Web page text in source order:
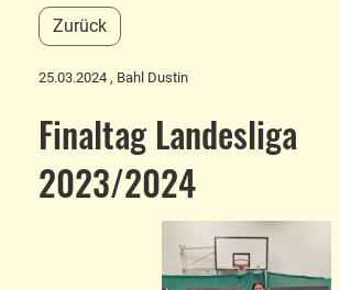
Zurück
25.03.2024 , Bahl Dustin
Finaltag Landesliga
2023/2024